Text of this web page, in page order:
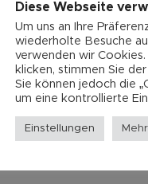
Light grün“
Felder sind mit *
Diese Webseite
Um uns an Ihre
wiederholte Besuche
verwenden wir Cookies.
klicken, stimmen Sie
Sie können jedoch die
um eine kontrollierte
Einstellungen